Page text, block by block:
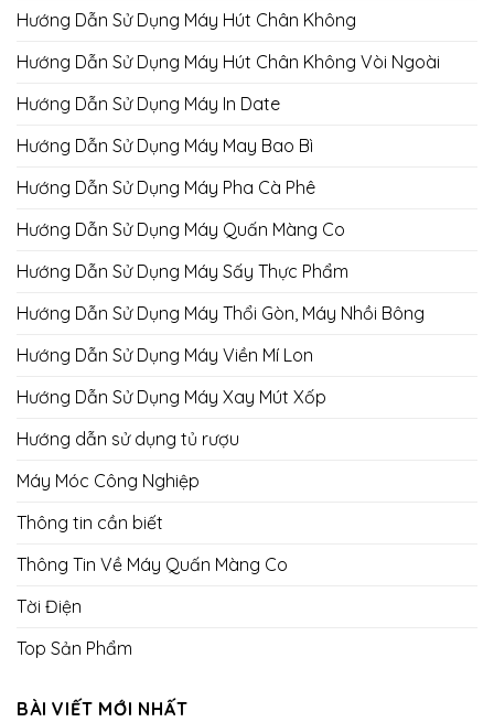
Hướng Dẫn Sử Dụng Máy Hút Chân Không
Hướng Dẫn Sử Dụng Máy Hút Chân Không Vòi Ngoài
Hướng Dẫn Sử Dụng Máy In Date
Hướng Dẫn Sử Dụng Máy May Bao Bì
Hướng Dẫn Sử Dụng Máy Pha Cà Phê
Hướng Dẫn Sử Dụng Máy Quấn Màng Co
Hướng Dẫn Sử Dụng Máy Sấy Thực Phẩm
Hướng Dẫn Sử Dụng Máy Thổi Gòn, Máy Nhồi Bông
Hướng Dẫn Sử Dụng Máy Viền Mí Lon
Hướng Dẫn Sử Dụng Máy Xay Mút Xốp
Hướng dẫn sử dụng tủ rượu
Máy Móc Công Nghiệp
Thông tin cần biết
Thông Tin Về Máy Quấn Màng Co
Tời Điện
Top Sản Phẩm
BÀI VIẾT MỚI NHẤT